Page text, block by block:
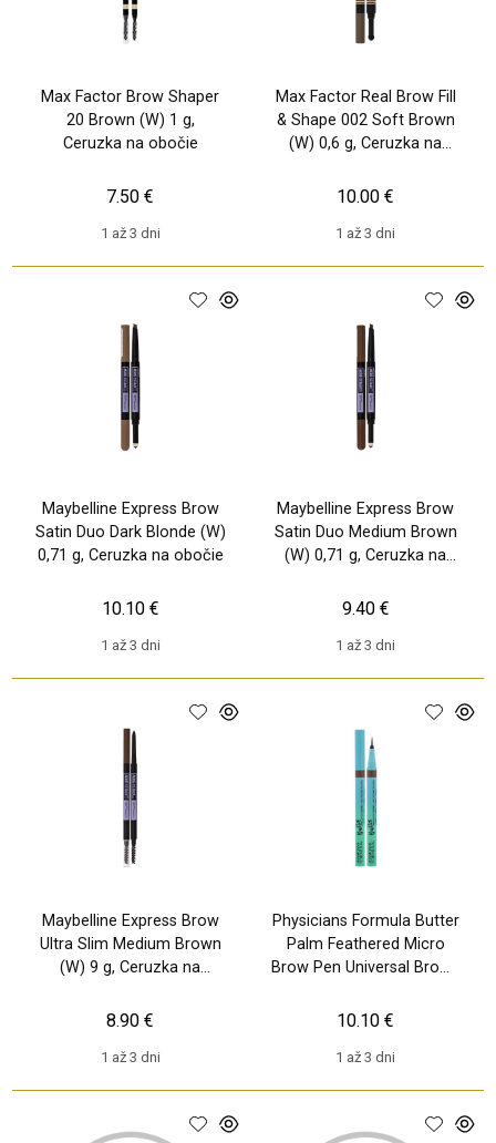
Max Factor Brow Shaper
20 Brown (W) 1 g,
Ceruzka na obočie
1 až 3 dni
7.50 €
Max Factor Real Brow Fill
& Shape 002 Soft Brown
(W) 0,6 g, Ceruzka na
1 až 3 dni
10.00 €
Maybelline Express Brow
Satin Duo Dark Blonde (W)
0,71 g, Ceruzka na obočie
1 až 3 dni
10.10 €
Maybelline Express Brow
Satin Duo Medium Brown
(W) 0,71 g, Ceruzka na
1 až 3 dni
9.40 €
Maybelline Express Brow
Ultra Slim Medium Brown
(W) 9 g, Ceruzka na
1 až 3 dni
8.90 €
Physicians Formula Butter
Palm Feathered Micro
Brow Pen Universal Brown
oboči
1 až 3 dni
10.10 €